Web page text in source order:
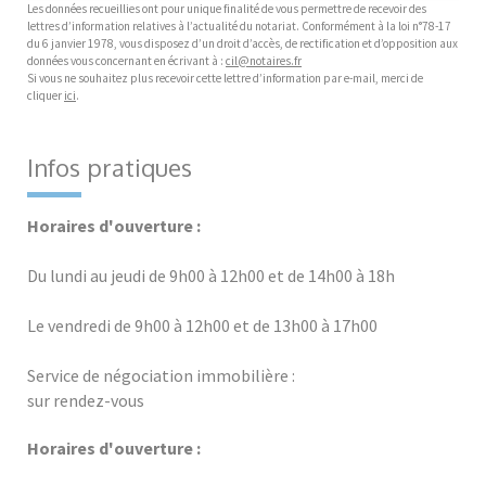
Les données recueillies ont pour unique finalité de vous permettre de recevoir des
lettres d’information relatives à l’actualité du notariat. Conformément à la loi n°78-17
du 6 janvier 1978, vous disposez d’un droit d’accès, de rectification et d’opposition aux
données vous concernant en écrivant à : cil@notaires.fr
Si vous ne souhaitez plus recevoir cette lettre d’information par e-mail, merci de
cliquer ici.
Infos pratiques
Horaires d'ouverture :
Du lundi au jeudi de 9h00 à 12h00 et de 14h00 à 18h
Le vendredi de 9h00 à 12h00 et de 13h00 à 17h00
Service de négociation immobilière :
sur rendez-vous
Horaires d'ouverture :